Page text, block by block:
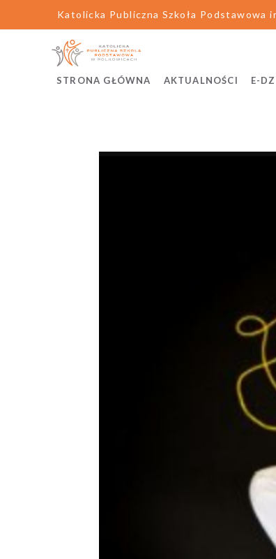
Katolicka Publiczna Szkoła Podstawowa
STRONA GŁÓWNA AKTUALNOŚCI E-